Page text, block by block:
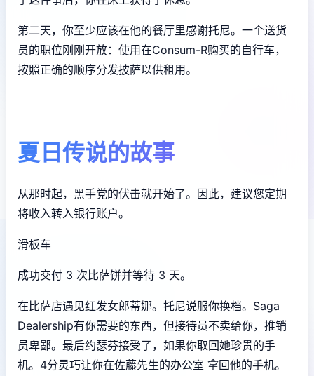
第二天，你至少应该在他的餐厅里感谢托尼。一个送货
员的职位刚刚开放：使用在Consum-R购买的自行车，
按照正确的顺序分发披萨以供租用。
夏日传说的故事
从那时起，黑手党的伏击就开始了。因此，建议您定期
将收入转入银行账户。
滑板车
成功交付 3 次比萨饼并等待 3 天。
在比萨店遇见红发女郎蒂娜。托尼说服你换档。Saga
Dealership有你需要的东西，但接待员不卖给你，推销
员卑鄙。最后约瑟芬接受了，如果你取回她珍贵的手
机。4分灵巧让你在佐藤先生的办公室 拿回他的手机。